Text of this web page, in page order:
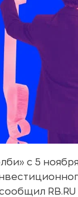
с 5
RB.RU